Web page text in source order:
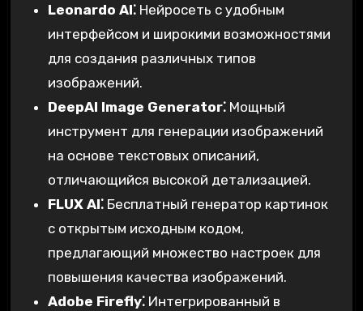
Leonardo AI⁚Нейросеть с удобным
интерфейсом и широкими возможностями
для создания различных типов
изображений.
DeepAI Image Generator⁚Мощный
инструмент для генерации изображений
на основе текстовых описаний,
отличающийся высокой детализацией.
FLUX AI⁚Бесплатный генератор картинок
с открытым исходным кодом,
предлагающий множество настроек для
повышения качества изображений.
Adobe Firefly⁚Интегрированный в